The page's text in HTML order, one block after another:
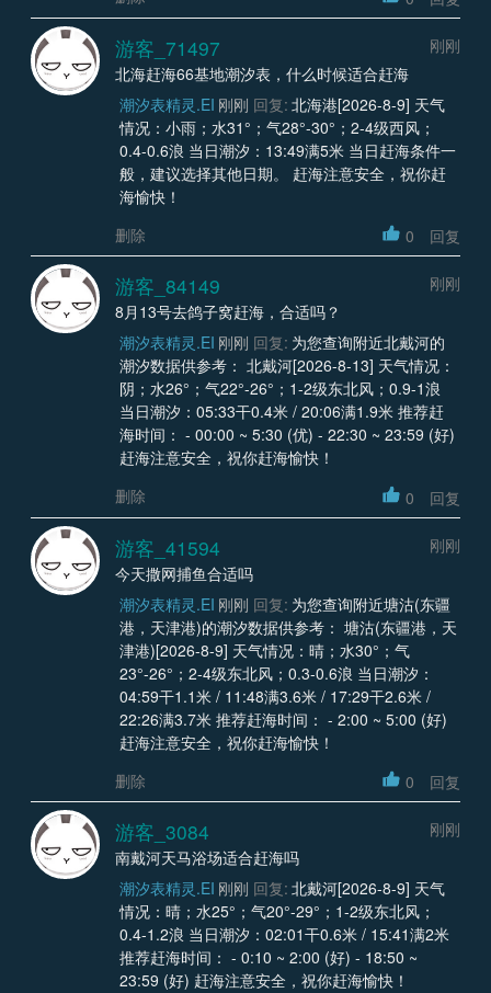
游客_71497
刚刚
北海赶海66基地潮汐表，什么时候适合赶海
潮汐表精灵.EI 刚刚 回复: 北海港[2026-8-9] 天气
情况：小雨；水31°；气28°-30°；2-4级西风；
0.4-0.6浪 当日潮汐：13:49满5米 当日赶海条件一
般，建议选择其他日期。 赶海注意安全，祝你赶
海愉快！
删除
0 回复
游客_84149
刚刚
8月13号去鸽子窝赶海，合适吗？
潮汐表精灵.EI 刚刚 回复: 为您查询附近北戴河的
潮汐数据供参考： 北戴河[2026-8-13] 天气情况：
阴；水26°；气22°-26°；1-2级东北风；0.9-1浪
当日潮汐：05:33干0.4米 / 20:06满1.9米 推荐赶
海时间： - 00:00 ~ 5:30 (优) - 22:30 ~ 23:59 (好)
赶海注意安全，祝你赶海愉快！
删除
0 回复
游客_41594
刚刚
今天撒网捕鱼合适吗
潮汐表精灵.EI 刚刚 回复: 为您查询附近塘沽(东疆
港，天津港)的潮汐数据供参考： 塘沽(东疆港，天
津港)[2026-8-9] 天气情况：晴；水30°；气
23°-26°；2-4级东北风；0.3-0.6浪 当日潮汐：
04:59干1.1米 / 11:48满3.6米 / 17:29干2.6米 /
22:26满3.7米 推荐赶海时间： - 2:00 ~ 5:00 (好)
赶海注意安全，祝你赶海愉快！
删除
0 回复
游客_3084
刚刚
南戴河天马浴场适合赶海吗
潮汐表精灵.EI 刚刚 回复: 北戴河[2026-8-9] 天气
情况：晴；水25°；气20°-29°；1-2级东北风；
0.4-1.2浪 当日潮汐：02:01干0.6米 / 15:41满2米
推荐赶海时间： - 0:10 ~ 2:00 (好) - 18:50 ~
23:59 (好) 赶海注意安全，祝你赶海愉快！